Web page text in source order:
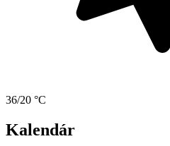
36/20 °C
Kalendár